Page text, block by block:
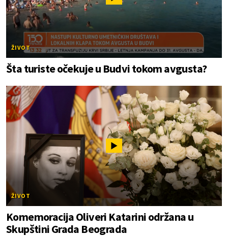
ŽIVOT
Šta turiste očekuje u Budvi tokom avgusta?
ŽIVOT
Komemoracija Oliveri Katarini održana u
Skupštini Grada Beograda